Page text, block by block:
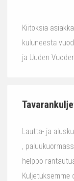
Kiitoksia
kuluneesta
ja Uuden
Lautta- ja
,
helppo
Kuljetuksemme